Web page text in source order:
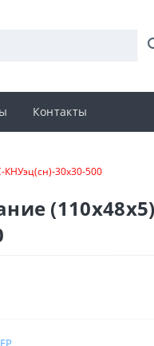
Контакты
30х30-500